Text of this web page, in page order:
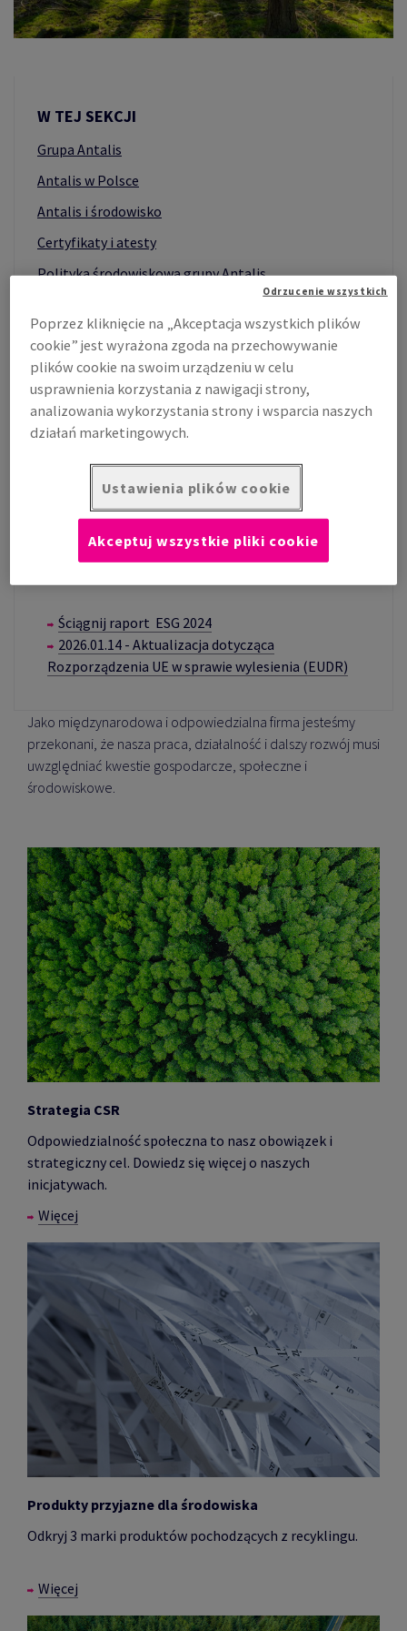
W TEJ SEKCJI
Grupa Antalis
Antalis w Polsce
Antalis i środowisko
Certyfikaty i atesty
Polityka środowiskowa grupy Antalis
Ściągnij raport ESG 2024
2026.01.14 - Aktualizacja dotycząca
Rozporządzenia UE w sprawie wylesienia (EUDR)
Jako międzynarodowa i odpowiedzialna firma jesteśmy
przekonani, że nasza praca, działalność i dalszy rozwój musi
uwzględniać kwestie gospodarcze, społeczne i
środowiskowe.
Strategia CSR
Odpowiedzialność społeczna to nasz obowiązek i
strategiczny cel. Dowiedz się więcej o naszych
inicjatywach.
Więcej
Produkty przyjazne dla środowiska
Odkryj 3 marki produktów pochodzących z recyklingu.
Więcej
Poprzez kliknięcie na „Akceptacja wszystkich plików
cookie” jest wyrażona zgoda na przechowywanie
plików cookie na swoim urządzeniu w celu
usprawnienia korzystania z nawigacji strony,
analizowania wykorzystania strony i wsparcia naszych
działań marketingowych.
Ustawienia plików cookie
Odrzucenie wszystkich
Akceptuj wszystkie pliki cookie